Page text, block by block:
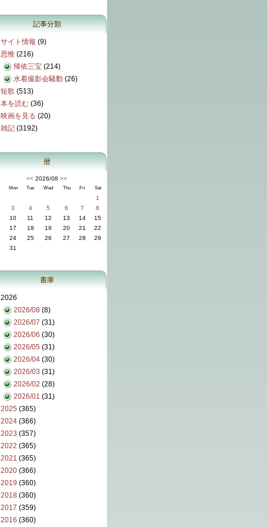
記事分類
サイト情報 (9)
思惟 (216)
帰依三宝 (214)
水着撮影会騒動 (26)
短歌 (513)
本を読む (36)
映画を見る (20)
雑記 (3192)
暦
<< 2026/08 >>
Mon Tue Wed Thu Fri Sat
1
3 4 5 6 7
8
10 11 12 13 14
15
17 18 19 20 21
22
24 25 26 27 28
29
31
書庫
2026
2026/08 (8)
2026/07 (31)
2026/06 (30)
2026/05 (31)
2026/04 (30)
2026/03 (31)
2026/02 (28)
2026/01 (31)
2025 (365)
2024 (366)
2023 (357)
2022 (365)
2021 (365)
2020 (366)
2019 (360)
2018 (360)
2017 (359)
2016 (360)